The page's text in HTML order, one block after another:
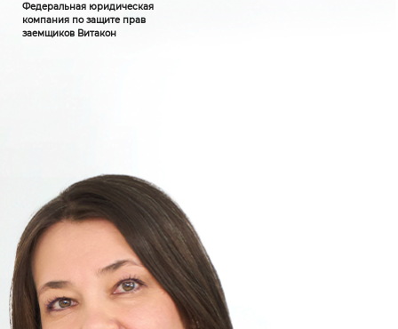
Федеральная юридическая
компания по защите прав
заемщиков Витакон